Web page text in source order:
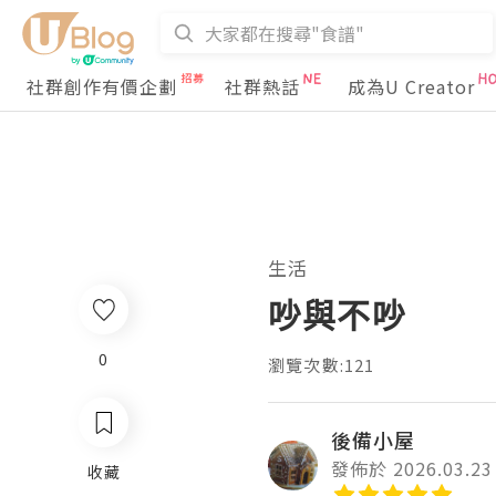
社群創作有價企劃 社群熱話 成為U Creator
生活
吵與不吵
瀏覽次數:121
後備小屋
發佈於 2026.03.23
0
收藏